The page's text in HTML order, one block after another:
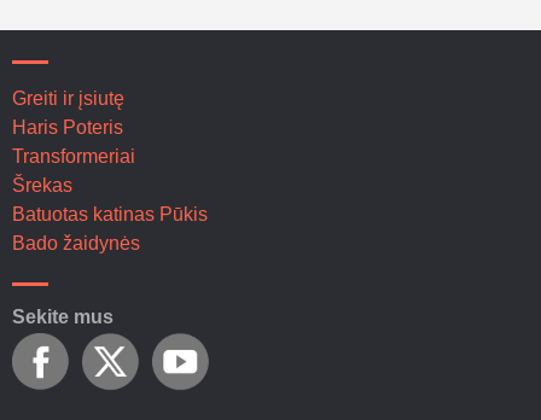
Greiti ir įsiutę
Haris Poteris
Transformeriai
Šrekas
Batuotas katinas Pūkis
Bado žaidynės
Sekite mus